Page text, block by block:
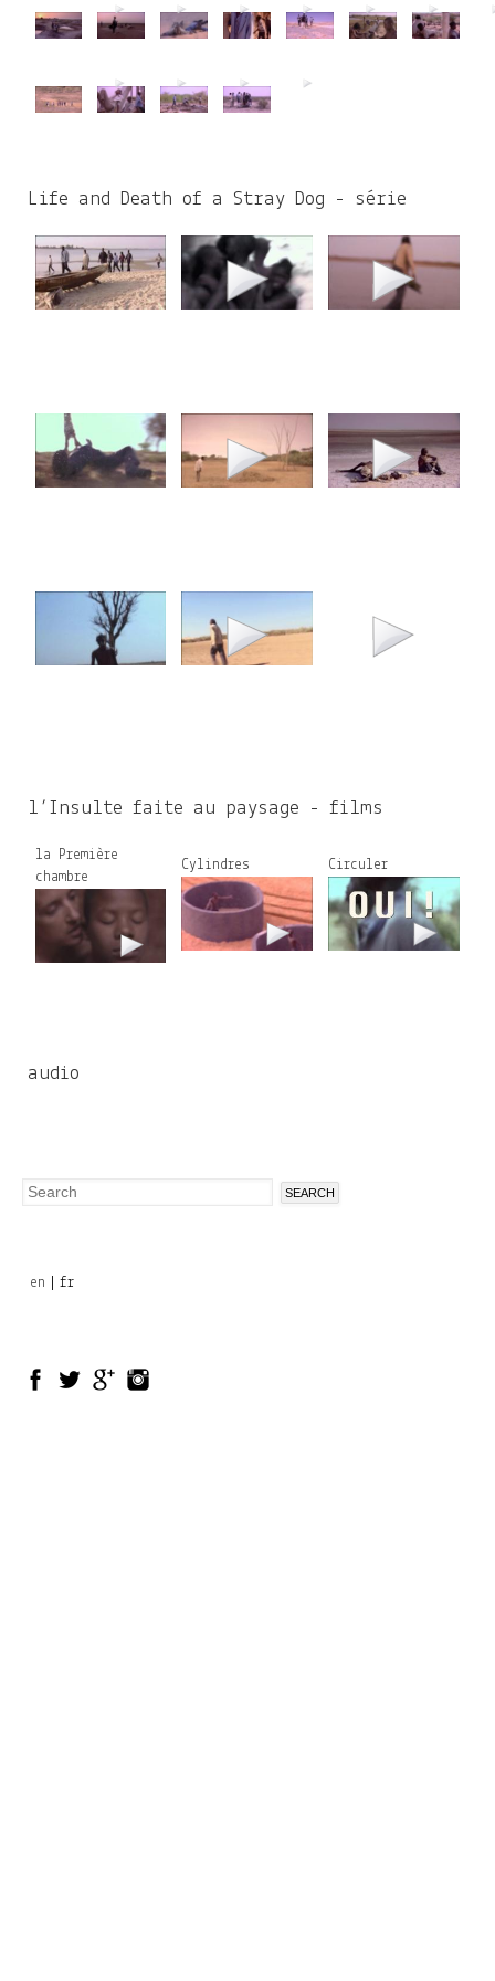
Life and Death of a Stray Dog - série
l’Insulte faite au paysage - films
la Première
chambre
Cylindres Circuler
audio
Search
en fr